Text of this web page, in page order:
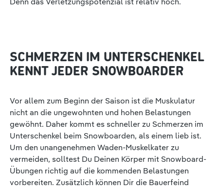
SCHMERZEN IM UNTERSCHENKEL
KENNT JEDER SNOWBOARDER
Vor allem zum Beginn der Saison ist die Muskulatur
nicht an die ungewohnten und hohen Belastungen
gewöhnt. Daher kommt es schneller zu Schmerzen im
Unterschenkel beim Snowboarden, als einem lieb ist.
Um den unangenehmen Waden-Muskelkater zu
vermeiden, solltest Du Deinen Körper mit Snowboard-
Übungen richtig auf die kommenden Belastungen
vorbereiten. Zusätzlich können Dir die Bauerfeind